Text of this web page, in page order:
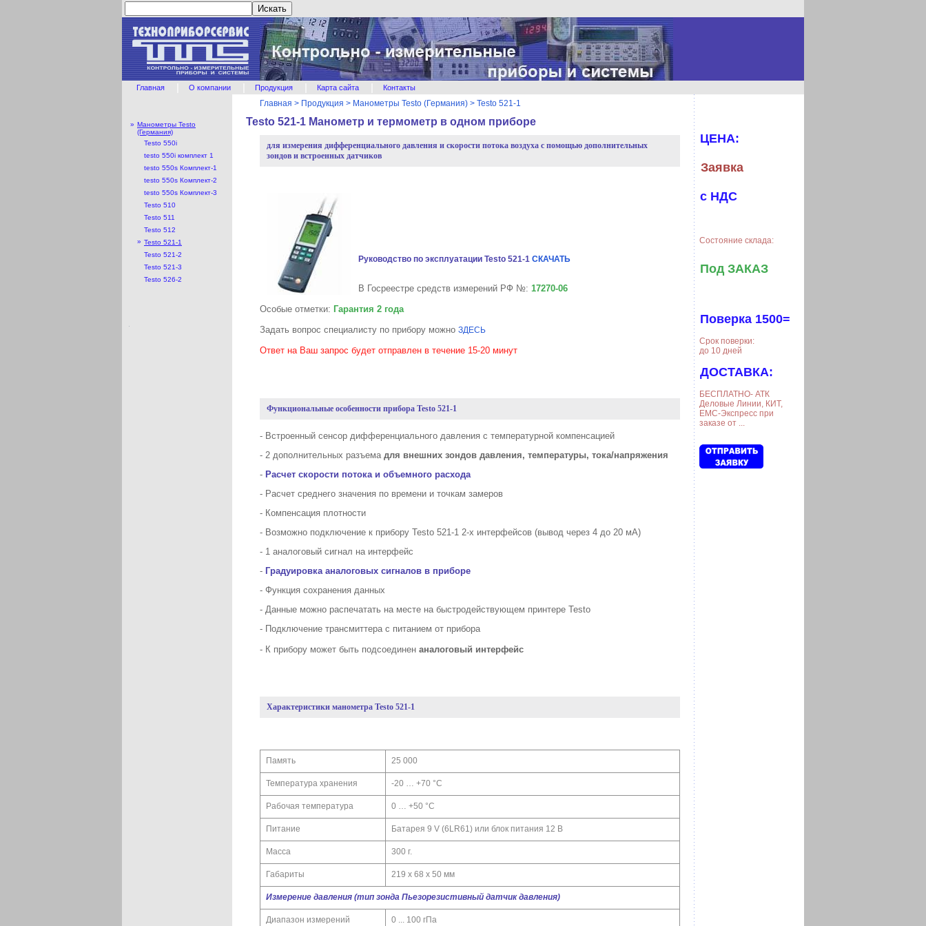
Главная О компании Продукция Карта сайта Контакты
» Манометры Testo
(Германия)
Testo 550i
testo 550i комплект 1
testo 550s Комплект-1
testo 550s Комплект-2
testo 550s Комплект-3
Testo 510
Testo 511
Testo 512
» Testo 521-1
Testo 521-2
Testo 521-3
Testo 526-2
Главная > Продукция > Манометры Testo (Германия) > Testo 521-1
Testo 521-1 Манометр и термометр в одном приборе
для измерения дифференциального давления и скорости потока воздуха с помощью дополнительных
зондов и встроенных датчиков
Руководство по эксплуатации Testo 521-1 СКАЧАТЬ
В Госреестре средств измерений РФ №: 17270-06
Особые отметки: Гарантия 2 года
Задать вопрос специалисту по прибору можно ЗДЕСЬ
Ответ на Ваш запрос будет отправлен в течение 15-20 минут
Функциональные особенности прибора Testo 521-1
- Встроенный сенсор дифференциального давления с температурной компенсацией
- 2 дополнительных разъема для внешних зондов давления, температуры, тока/напряжения
- Расчет скорости потока и объемного расхода
- Расчет среднего значения по времени и точкам замеров
- Компенсация плотности
- Возможно подключение к прибору Testo 521-1 2-х интерфейсов (вывод через 4 до 20 мА)
- 1 аналоговый сигнал на интерфейс
- Градуировка аналоговых сигналов в приборе
- Функция сохранения данных
- Данные можно распечатать на месте на быстродействующем принтере Testo
- Подключение трансмиттера с питанием от прибора
- К прибору может быть подсоединен аналоговый интерфейс
Характеристики манометра Testo 521-1
Память 25 000
Температура хранения -20 … +70 °C
Рабочая температура 0 … +50 °C
Питание Батарея 9 V (6LR61) или блок питания 12 В
Масса 300 г.
Габариты 219 x 68 x 50 мм
Измерение давления (тип зонда Пьезорезистивный датчик давления)
Диапазон измерений 0 ... 100 гПа
ЦЕНА:
Заявка
с НДС
Состояние склада:
Под ЗАКАЗ
Поверка 1500=
Срок поверки:
до 10 дней
ДОСТАВКА:
БЕСПЛАТНО- АТК
Деловые Линии, КИТ,
ЕМС-Экспресс при
заказе от ...